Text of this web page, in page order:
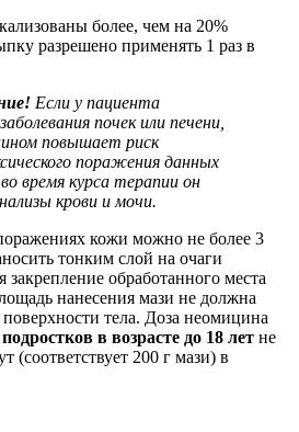
более, чем на 20%
разрешено применять 1 раз в
Если у пациента
почек или печени,
повышает риск
поражения данных
время курса терапии он
крови и мочи.
кожи можно не более 3
тонким слой на очаги
закрепление обработанного места
нанесения мази не должна
тела. Доза неомицина
в возрасте до 18 лет не
(соответствует 200 г мази) в